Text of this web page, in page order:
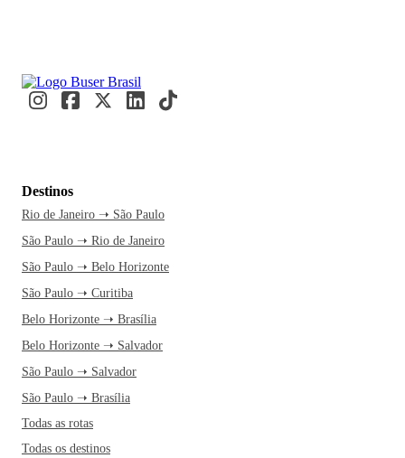
Destinos
Rio de Janeiro ➝ São Paulo
São Paulo ➝ Rio de Janeiro
São Paulo ➝ Belo Horizonte
São Paulo ➝ Curitiba
Belo Horizonte ➝ Brasília
Belo Horizonte ➝ Salvador
São Paulo ➝ Salvador
São Paulo ➝ Brasília
Todas as rotas
Todas os destinos